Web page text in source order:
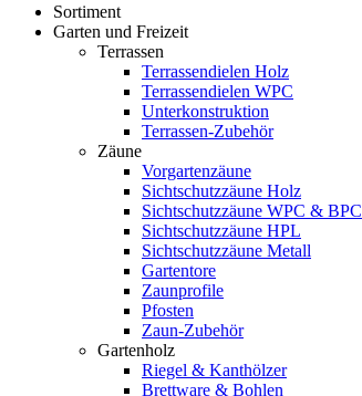
Sortiment
Garten und Freizeit
Terrassen
Terrassendielen Holz
Terrassendielen WPC
Unterkonstruktion
Terrassen-Zubehör
Zäune
Vorgartenzäune
Sichtschutzzäune Holz
Sichtschutzzäune WPC & BPC
Sichtschutzzäune HPL
Sichtschutzzäune Metall
Gartentore
Zaunprofile
Pfosten
Zaun-Zubehör
Gartenholz
Riegel & Kanthölzer
Brettware & Bohlen